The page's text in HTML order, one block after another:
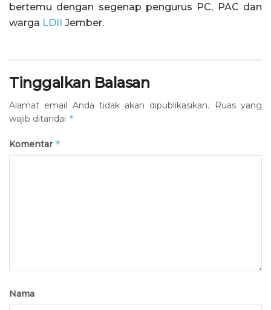
bertemu dengan segenap pengurus PC, PAC dan
warga LDII Jember.
Tinggalkan Balasan
Alamat email Anda tidak akan dipublikasikan.
Ruas yang
wajib ditandai *
Komentar *
Nama